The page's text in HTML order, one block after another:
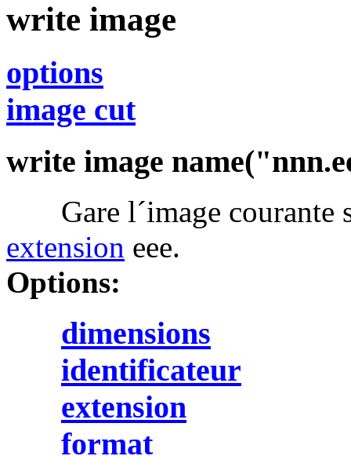
write image
options
image cut
write image
Gare l´image courante
extension eee.
Options:
dimensions
identificateur
extension
format